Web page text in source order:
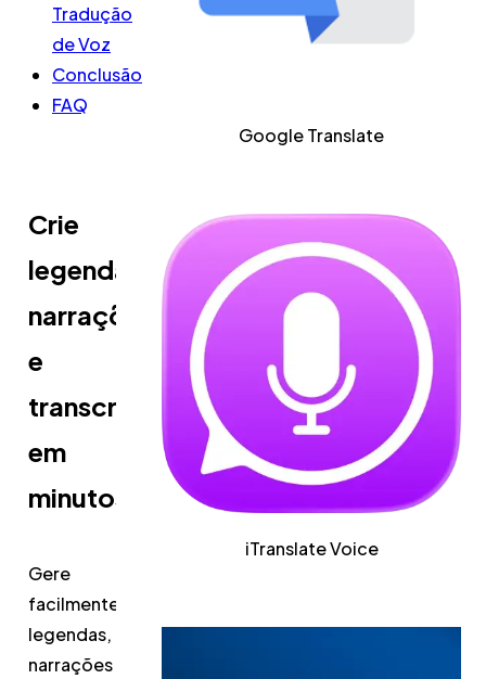
Tradução
de Voz
Conclusão
FAQ
Crie
legendas,
narrações
e
transcrições
em
minutos
Gere
facilmente
legendas,
narrações
Google Translate
iTranslate Voice